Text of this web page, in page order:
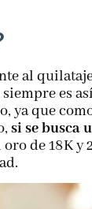
al
es
ya que
si se busca
de 18K